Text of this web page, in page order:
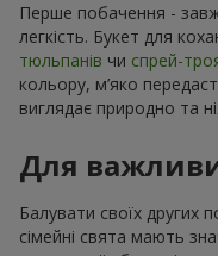
Перше побачення -
легкість. Букет для
тюльпанів чи спрей-
кольору, м’яко
виглядає природно та
Для
Балувати своїх других
сімейні свята мають